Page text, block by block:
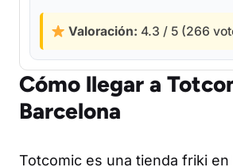
Valoración: 4.3 / 5 (266
Cómo llegar a
Barcelona
Totcomic es una tienda friki en